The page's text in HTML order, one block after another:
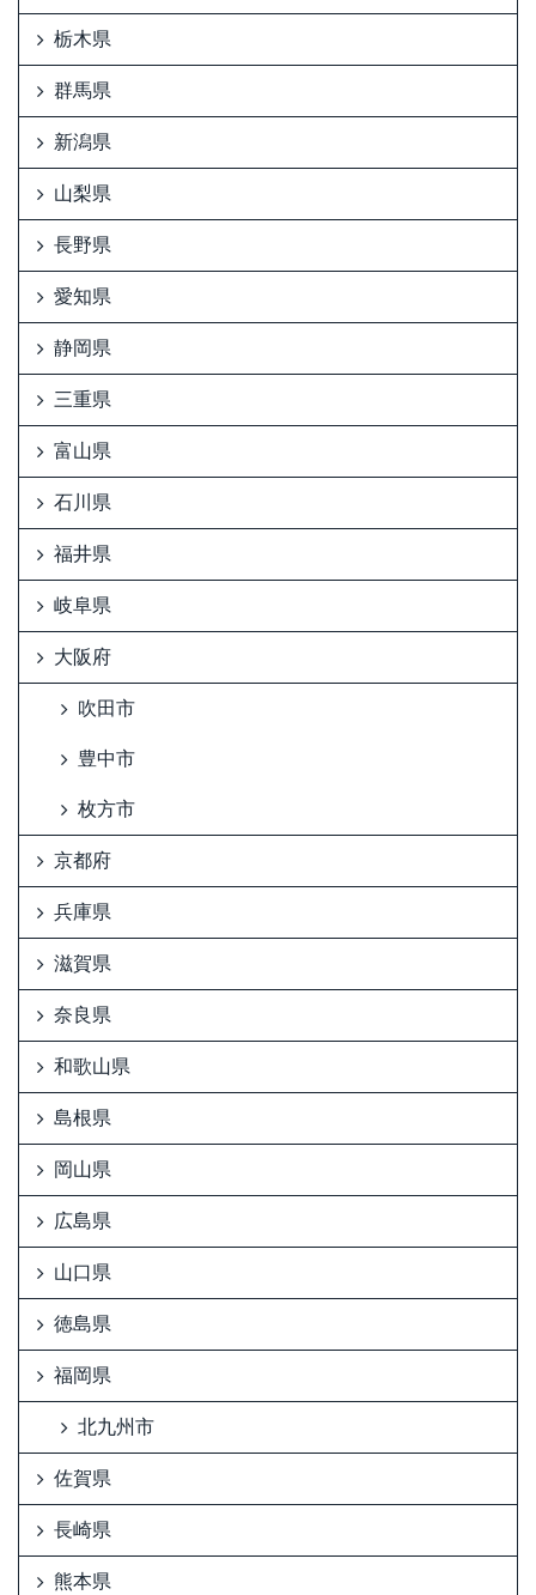
栃木県
群馬県
新潟県
山梨県
長野県
愛知県
静岡県
三重県
富山県
石川県
福井県
岐阜県
大阪府
吹田市
豊中市
枚方市
京都府
兵庫県
滋賀県
奈良県
和歌山県
島根県
岡山県
広島県
山口県
徳島県
福岡県
北九州市
佐賀県
長崎県
熊本県